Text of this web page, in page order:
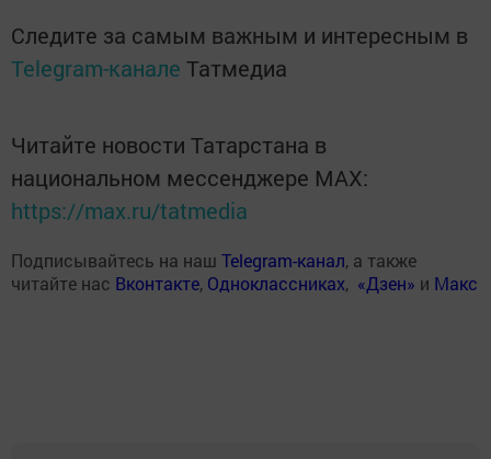
Следите за самым важным и интересным в
Telegram-канале Татмедиа
Читайте новости Татарстана в
национальном мессенджере MАХ:
https://max.ru/tatmedia
Подписывайтесь на наш Telegram-канал, а также
читайте нас Вконтакте, Одноклассниках, «Дзен» и Макс